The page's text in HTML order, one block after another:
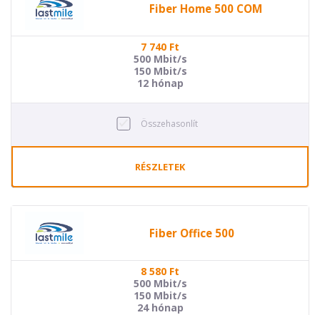
Fiber Home 500 COM
7 740 Ft
500 Mbit/s
150 Mbit/s
12 hónap
Összehasonlít
RÉSZLETEK
Fiber Office 500
8 580 Ft
500 Mbit/s
150 Mbit/s
24 hónap